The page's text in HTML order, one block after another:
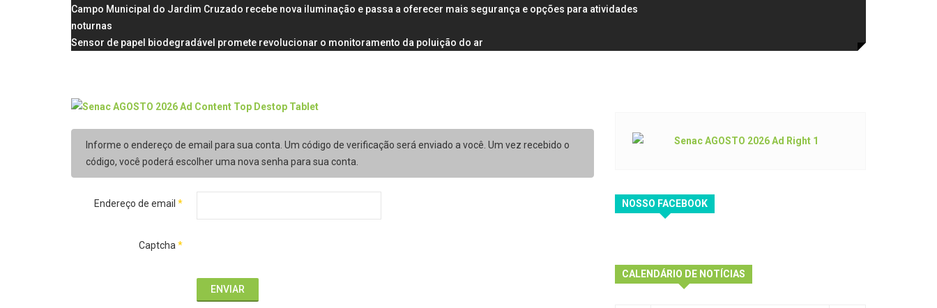
Campo Municipal do Jardim Cruzado recebe nova iluminação e passa a oferecer mais segurança e opções para atividades
noturnas
Sensor de papel biodegradável promete revolucionar o monitoramento da poluição do ar
Informe o endereço de email para sua conta. Um código de verificação será enviado a você. Um vez recebido o
código, você poderá escolher uma nova senha para sua conta.
Endereço de email *
Captcha *
ENVIAR
NOSSO FACEBOOK
CALENDÁRIO DE NOTÍCIAS